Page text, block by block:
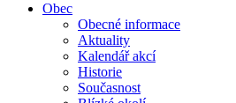
Obec
Obecné informace
Aktuality
Kalendář akcí
Historie
Současnost